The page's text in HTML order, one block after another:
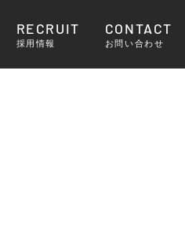
RECRUIT
採用情報
CONTACT
お問い合わせ